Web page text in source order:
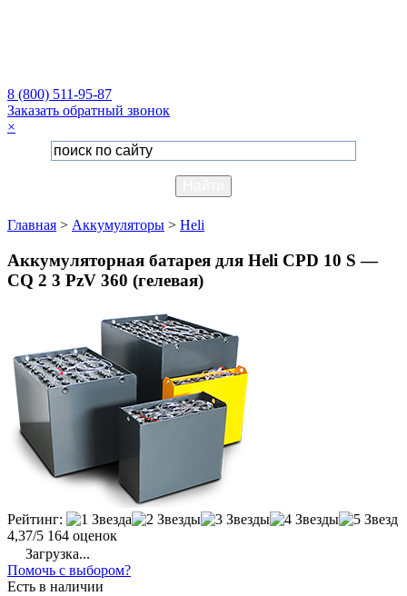
8 (800) 511-95-87
Заказать обратный звонок
×
Главная > Аккумуляторы > Heli
Аккумуляторная батарея для Heli CPD 10 S —
CQ 2 3 PzV 360 (гелевая)
Рейтинг:
4,37/5 164 оценок
Загрузка...
Помочь с выбором?
Есть в наличии